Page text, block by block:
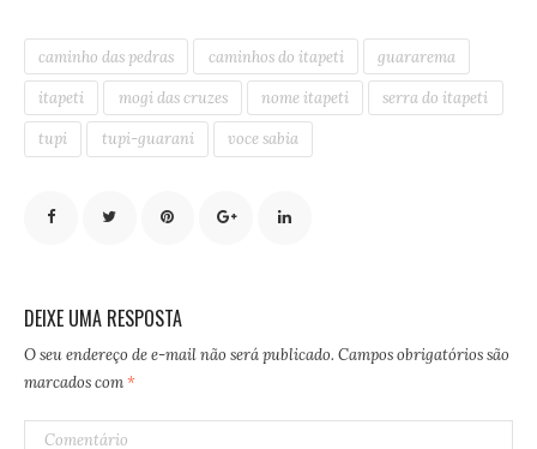
caminho das pedras caminhos do itapeti guararema
itapeti mogi das cruzes nome itapeti serra do itapeti
tupi tupi-guarani voce sabia
DEIXE UMA RESPOSTA
O seu endereço de e-mail não será publicado. Campos obrigatórios são
marcados com*